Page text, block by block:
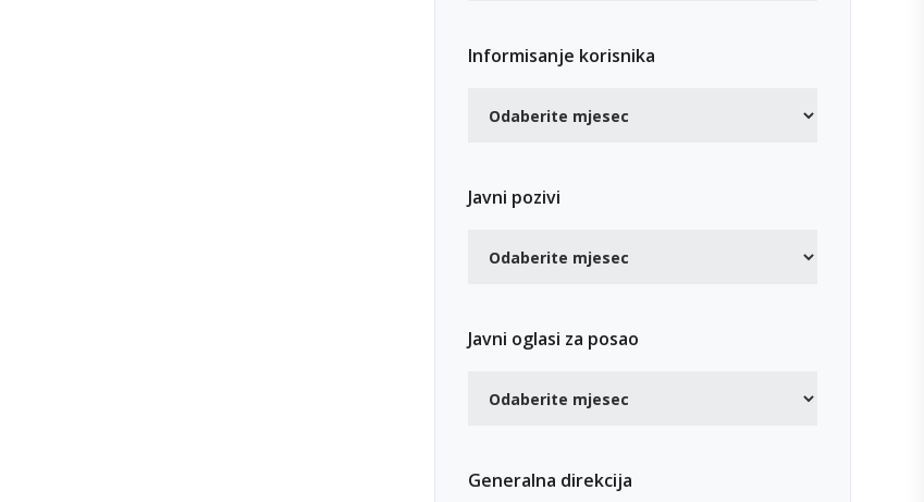
Informisanje korisnika
Javni pozivi
Javni oglasi za posao
Generalna direkcija